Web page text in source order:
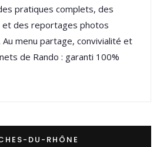
pratiques complets, des
et des reportages photos
menu partage, convivialité et
de Rando : garanti 100%
DU-RHÔNE